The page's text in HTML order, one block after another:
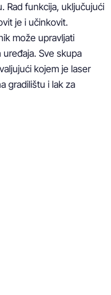
Rad funkcija, uključujući
je i učinkovit.
može upravljati
Sve skupa
kojem je laser
gradilištu i lak za